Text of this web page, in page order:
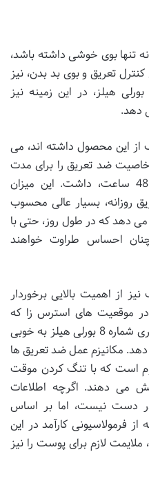
تنها بوی خوشی داشته باشد،
تعریق و بوی بد بدن، نیز
موفق عمل کند. اسپری شماره 8 بورلی هیلز، در این زمینه نیز
دهد.
از این محصول داشته اند، می
خاصیت ضد تعریق را برای مدت
زمان طولانی، معمولاً بین 24 تا 48 ساعت، داشت. این میزان
روزانه، بسیار عالی محسوب
می دهد که در طول روز، حتی با
احساس طراوت خواهند
از اهمیت بالایی برخوردار
موقعیت های استرس زا که
معمولاً تعریق افزایش می یابد، اسپری شماره 8 بورلی هیلز به خوبی
مکانیزم عمل ضد تعریق ها
است که با تنگ کردن موقت
می دهند. اگرچه اطلاعات
دست نیست، اما بر اساس
فرمولاسیونی کارآمد در این
لازم برای پوست را نیز